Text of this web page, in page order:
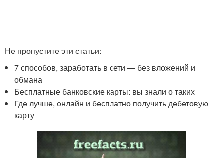
Не пропустите эти статьи:
7 способов, заработать в сети — без вложений и
обмана
Бесплатные банковские карты: вы знали о таких
Где лучше, онлайн и бесплатно получить дебетовую
карту